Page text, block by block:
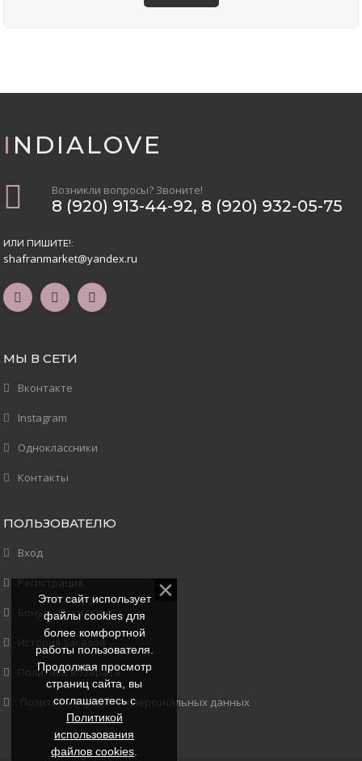
INDIALOVE
Возникли вопросы? Звоните!
8 (920) 913-44-92, 8 (920) 932-05-75
ИЛИ ПИШИТЕ!:
shafranmarket@yandex.ru
МЫ В СЕТИ
Вконтакте
Instagram
Одноклассники
Контакты
ПОЛЬЗОВАТЕЛЮ
Вход
Регистрация
Бонусы и скидки
История заказов
Политика возврата
Политика обработки персональных данных
Этот сайт использует
файлы cookies для
более комфортной
работы пользователя.
Продолжая просмотр
страниц сайта, вы
соглашаетесь с
Политикой
использования
файлов cookies